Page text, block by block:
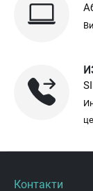
Контакти